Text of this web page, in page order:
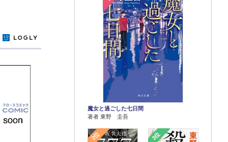
魔女と過ごした七日間
著者 東野 圭吾
2位 3位